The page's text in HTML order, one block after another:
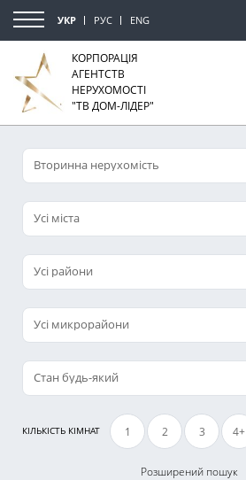
УКР РУС ENG
КОРПОРАЦІЯ
АГЕНТСТВ
НЕРУХОМОСТІ
"ТВ ДОМ-ЛІДЕР"
Усі міста
Усі микрорайони
КІЛЬКІСТЬ КІМНАТ 1 2 3 4+
Розширений пошук